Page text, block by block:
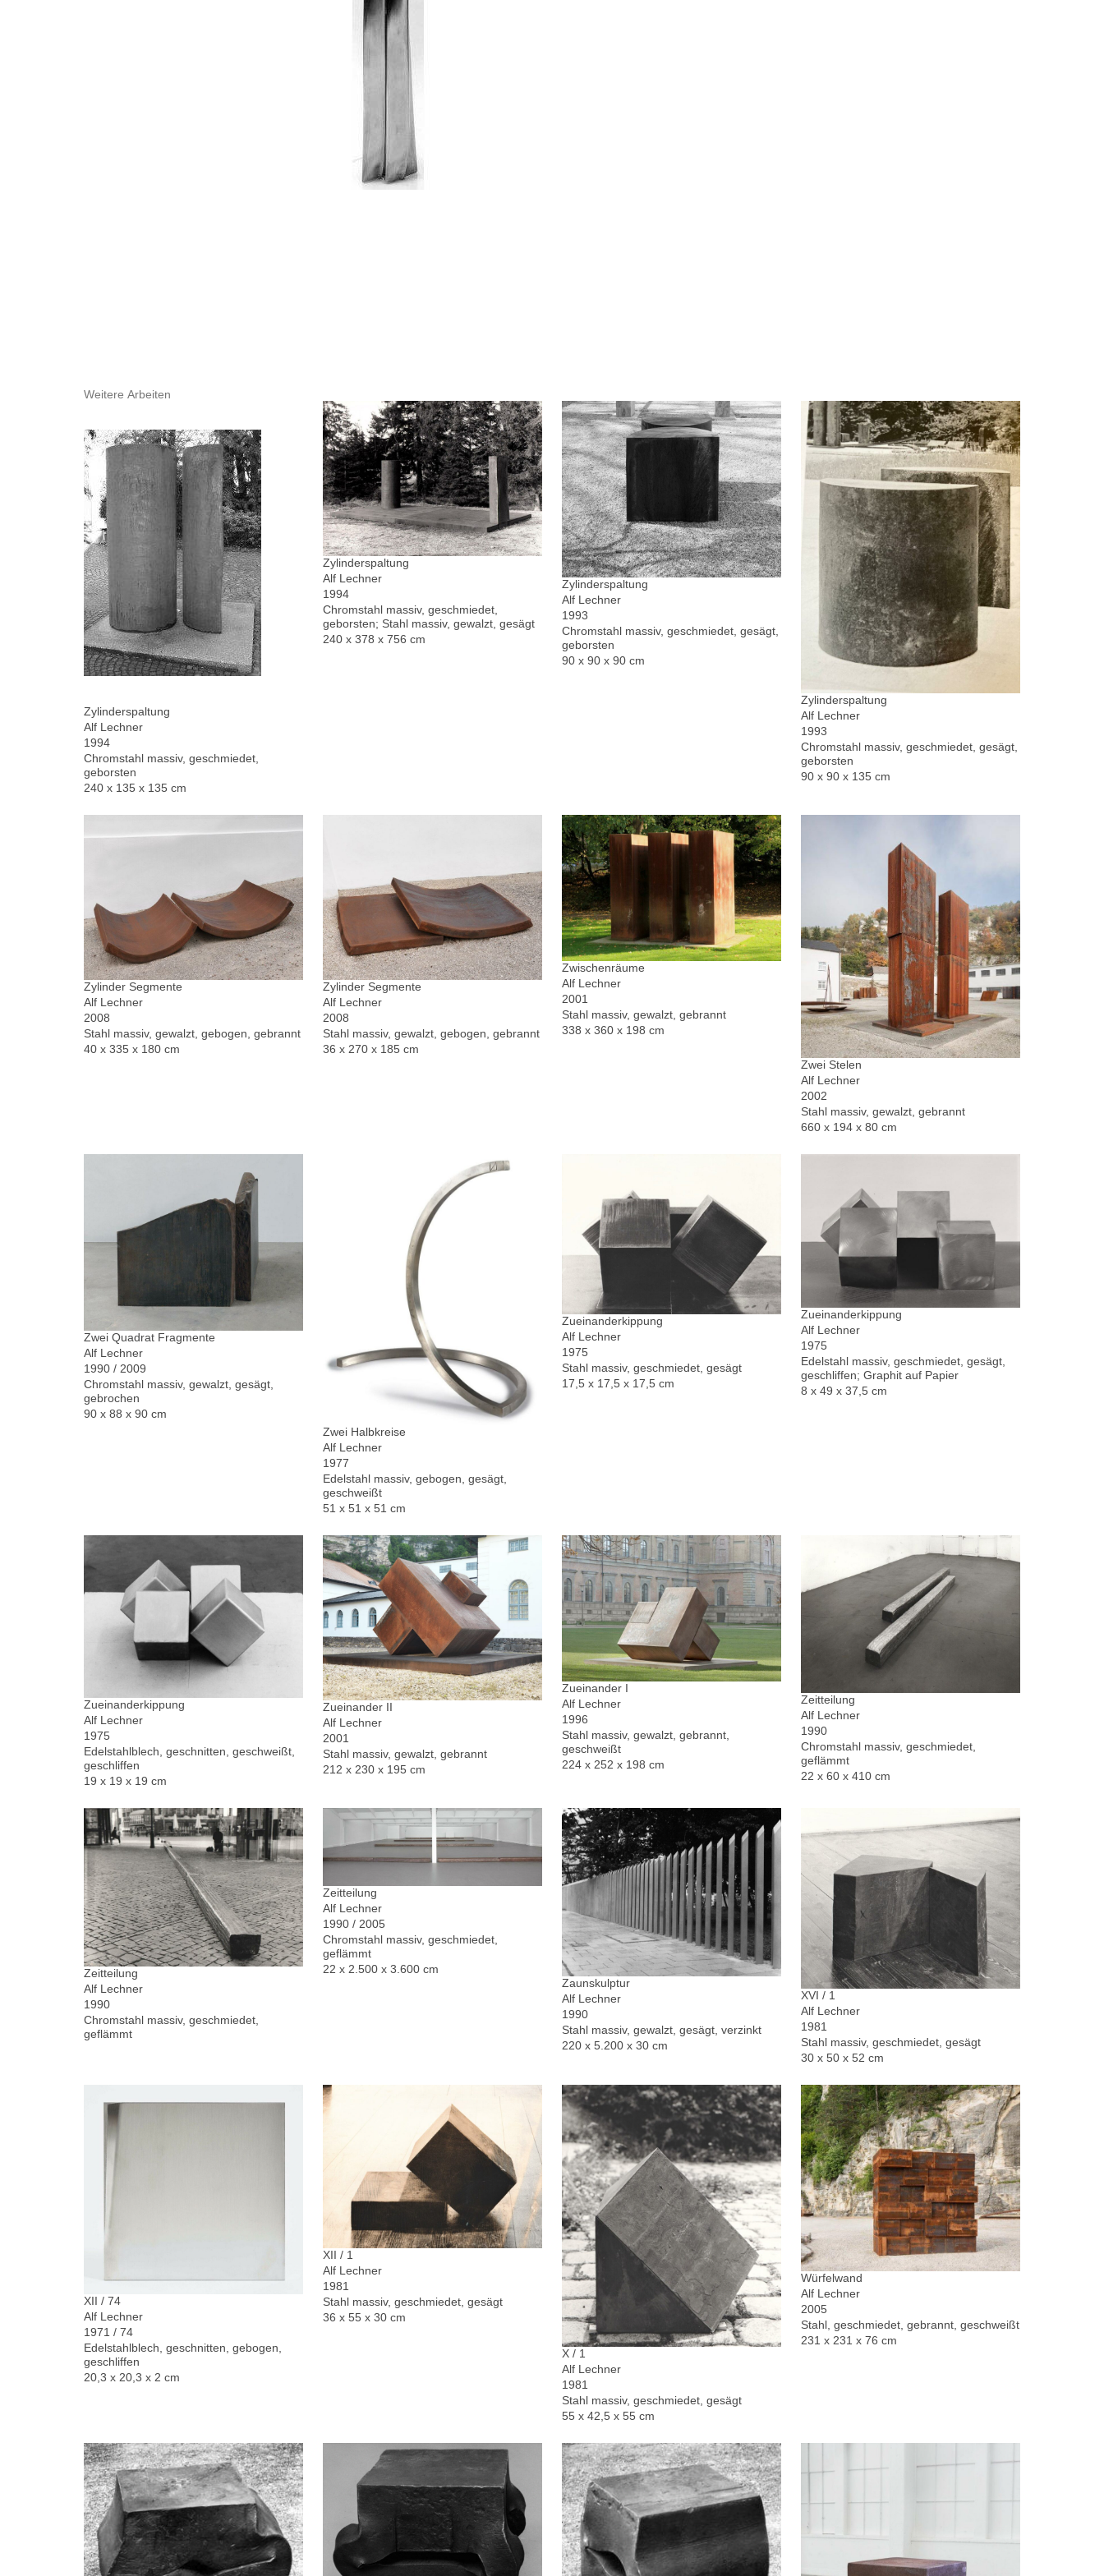
Weitere Arbeiten
Zylinderspaltung
Alf Lechner
1994
Chromstahl massiv, geschmiedet,
geborsten
240 x 135 x 135 cm
Zylinderspaltung
Alf Lechner
1994
Chromstahl massiv, geschmiedet,
geborsten; Stahl massiv, gewalzt, gesägt
240 x 378 x 756 cm
Zylinderspaltung
Alf Lechner
1993
Chromstahl massiv, geschmiedet, gesägt,
geborsten
90 x 90 x 90 cm
Zylinderspaltung
Alf Lechner
1993
Chromstahl massiv, geschmiedet, gesägt,
geborsten
90 x 90 x 135 cm
Zylinder Segmente
Alf Lechner
2008
Stahl massiv, gewalzt, gebogen, gebrannt
40 x 335 x 180 cm
Zylinder Segmente
Alf Lechner
2008
Stahl massiv, gewalzt, gebogen, gebrannt
36 x 270 x 185 cm
Zwischenräume
Alf Lechner
2001
Stahl massiv, gewalzt, gebrannt
338 x 360 x 198 cm
Zwei Stelen
Alf Lechner
2002
Stahl massiv, gewalzt, gebrannt
660 x 194 x 80 cm
Zwei Quadrat Fragmente
Alf Lechner
1990 / 2009
Chromstahl massiv, gewalzt, gesägt,
gebrochen
90 x 88 x 90 cm
Zwei Halbkreise
Alf Lechner
1977
Edelstahl massiv, gebogen, gesägt,
geschweißt
51 x 51 x 51 cm
Zueinanderkippung
Alf Lechner
1975
Stahl massiv, geschmiedet, gesägt
17,5 x 17,5 x 17,5 cm
Zueinanderkippung
Alf Lechner
1975
Edelstahl massiv, geschmiedet, gesägt,
geschliffen; Graphit auf Papier
8 x 49 x 37,5 cm
Zueinanderkippung
Alf Lechner
1975
Edelstahlblech, geschnitten, geschweißt,
geschliffen
19 x 19 x 19 cm
Zueinander II
Alf Lechner
2001
Stahl massiv, gewalzt, gebrannt
212 x 230 x 195 cm
Zueinander I
Alf Lechner
1996
Stahl massiv, gewalzt, gebrannt,
geschweißt
224 x 252 x 198 cm
Zeitteilung
Alf Lechner
1990
Chromstahl massiv, geschmiedet,
geflämmt
22 x 60 x 410 cm
Zeitteilung
Alf Lechner
1990
Chromstahl massiv, geschmiedet,
geflämmt
Zeitteilung
Alf Lechner
1990 / 2005
Chromstahl massiv, geschmiedet,
geflämmt
22 x 2.500 x 3.600 cm
Zaunskulptur
Alf Lechner
1990
Stahl massiv, gewalzt, gesägt, verzinkt
220 x 5.200 x 30 cm
XVI / 1
Alf Lechner
1981
Stahl massiv, geschmiedet, gesägt
30 x 50 x 52 cm
XII / 74
Alf Lechner
1971 / 74
Edelstahlblech, geschnitten, gebogen,
geschliffen
20,3 x 20,3 x 2 cm
XII / 1
Alf Lechner
1981
Stahl massiv, geschmiedet, gesägt
36 x 55 x 30 cm
X / 1
Alf Lechner
1981
Stahl massiv, geschmiedet, gesägt
55 x 42,5 x 55 cm
Würfelwand
Alf Lechner
2005
Stahl, geschmiedet, gebrannt, geschweißt
231 x 231 x 76 cm